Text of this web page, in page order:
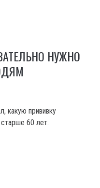
НУЖНО
какую прививку
60 лет.